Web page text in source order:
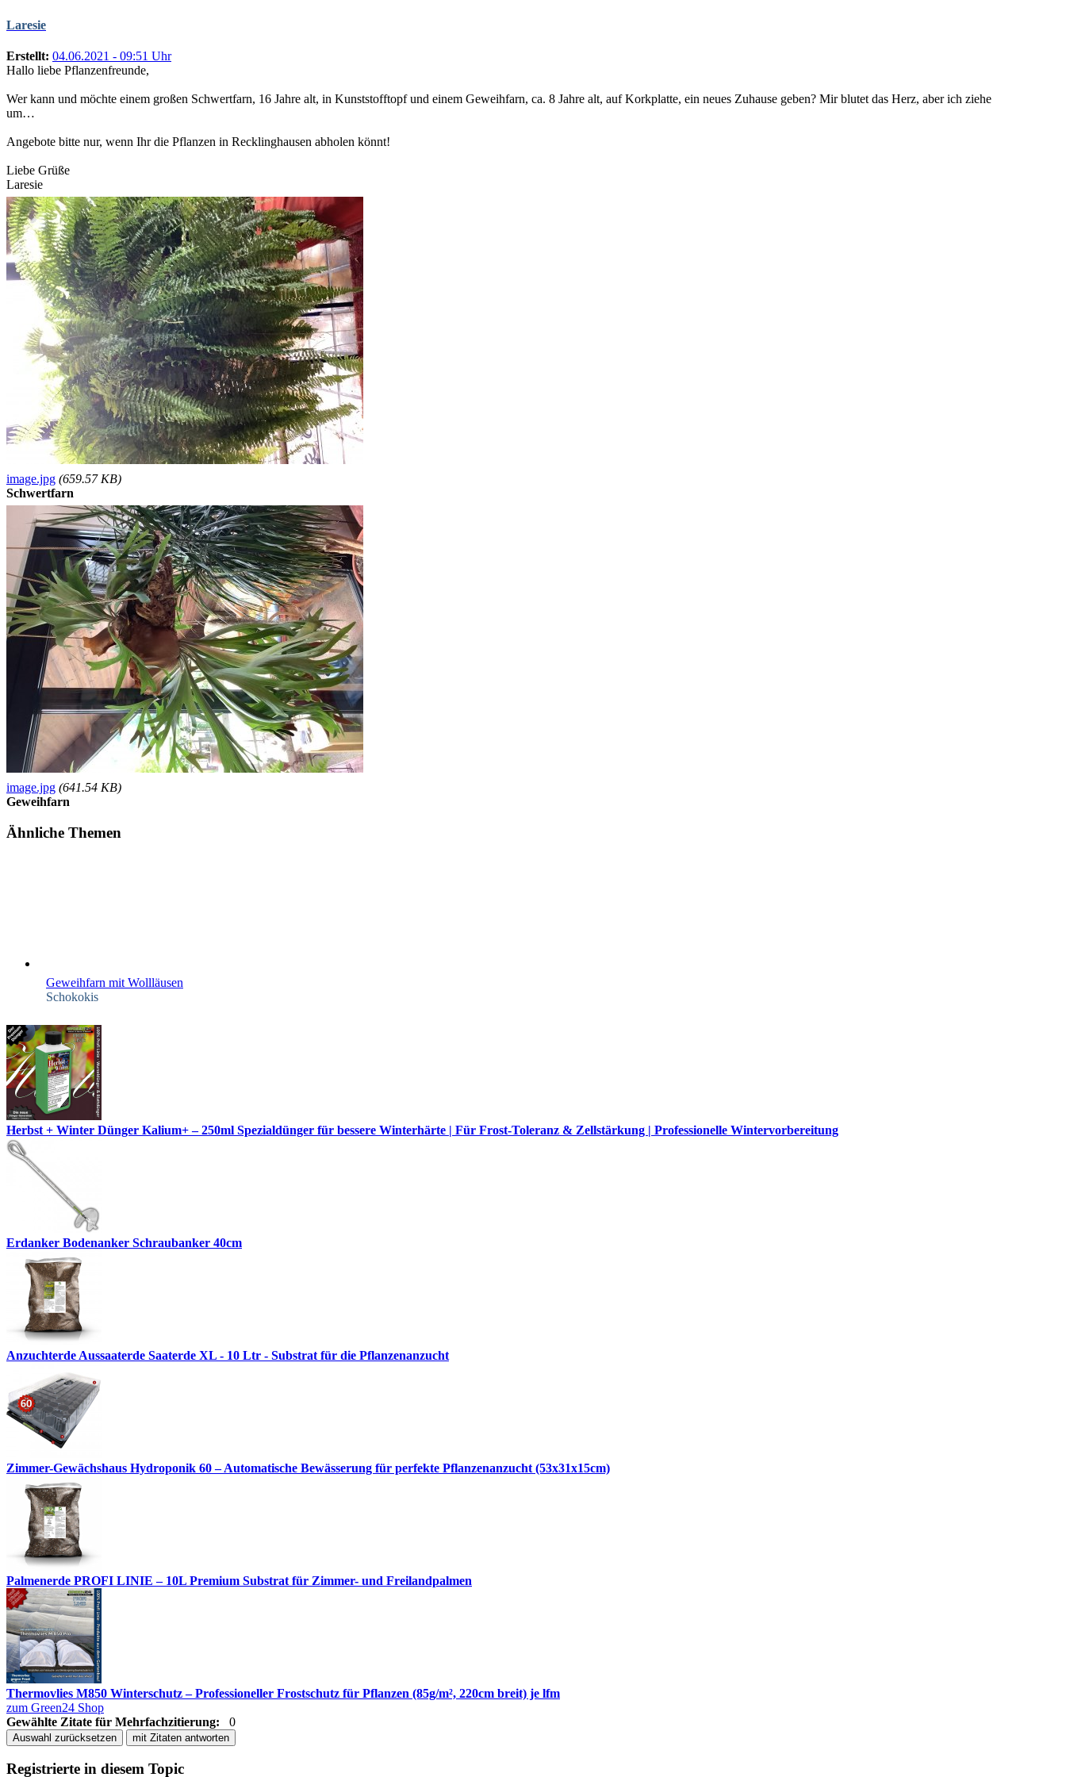
Laresie
Erstellt: 04.06.2021 - 09:51 Uhr
Hallo liebe Pflanzenfreunde,
Wer kann und möchte einem großen Schwertfarn, 16 Jahre alt, in Kunststofftopf und einem Geweihfarn, ca. 8 Jahre alt, auf Korkplatte, ein neues Zuhause geben? Mir blutet das Herz, aber ich ziehe
um…
Angebote bitte nur, wenn Ihr die Pflanzen in Recklinghausen abholen könnt!
Liebe Grüße
Laresie
image.jpg (659.57 KB)
Schwertfarn
image.jpg (641.54 KB)
Geweihfarn
Ähnliche Themen
Geweihfarn mit Wollläusen
Schokokis
Herbst + Winter Dünger Kalium+ – 250ml Spezialdünger für bessere Winterhärte | Für Frost-Toleranz & Zellstärkung | Professionelle Wintervorbereitung
Erdanker Bodenanker Schraubanker 40cm
Anzuchterde Aussaaterde Saaterde XL - 10 Ltr - Substrat für die Pflanzenanzucht
Zimmer-Gewächshaus Hydroponik 60 – Automatische Bewässerung für perfekte Pflanzenanzucht (53x31x15cm)
Palmenerde PROFI LINIE – 10L Premium Substrat für Zimmer- und Freilandpalmen
Thermovlies M850 Winterschutz – Professioneller Frostschutz für Pflanzen (85g/m², 220cm breit) je lfm
zum Green24 Shop
Gewählte Zitate für Mehrfachzitierung:
0
Auswahl zurücksetzen mit Zitaten antworten
Registrierte in diesem Topic